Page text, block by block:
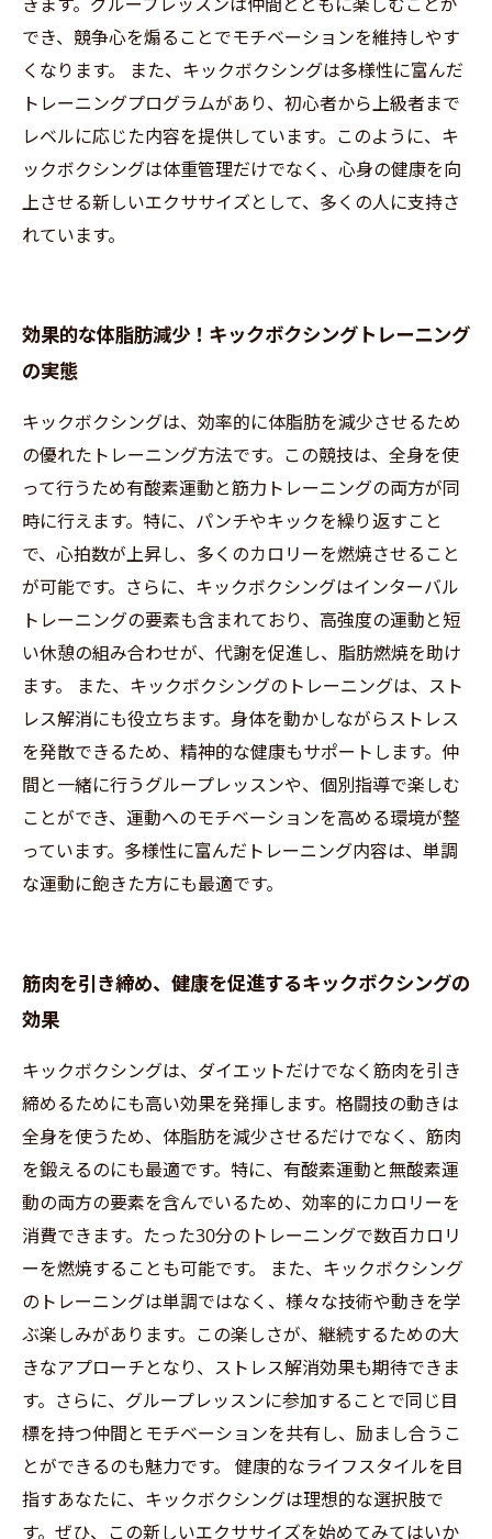
でき、競争心を煽ることでモチベーションを維持しやす
くなります。 また、キックボクシングは多様性に富んだ
トレーニングプログラムがあり、初心者から上級者まで
レベルに応じた内容を提供しています。このように、キ
ックボクシングは体重管理だけでなく、心身の健康を向
上させる新しいエクササイズとして、多くの人に支持さ
れています。
効果的な体脂肪減少！キックボクシングトレーニング
の実態
キックボクシングは、効率的に体脂肪を減少させるため
の優れたトレーニング方法です。この競技は、全身を使
って行うため有酸素運動と筋力トレーニングの両方が同
時に行えます。特に、パンチやキックを繰り返すこと
で、心拍数が上昇し、多くのカロリーを燃焼させること
が可能です。さらに、キックボクシングはインターバル
トレーニングの要素も含まれており、高強度の運動と短
い休憩の組み合わせが、代謝を促進し、脂肪燃焼を助け
ます。 また、キックボクシングのトレーニングは、スト
レス解消にも役立ちます。身体を動かしながらストレス
を発散できるため、精神的な健康もサポートします。仲
間と一緒に行うグループレッスンや、個別指導で楽しむ
ことができ、運動へのモチベーションを高める環境が整
っています。多様性に富んだトレーニング内容は、単調
な運動に飽きた方にも最適です。
筋肉を引き締め、健康を促進するキックボクシングの
効果
キックボクシングは、ダイエットだけでなく筋肉を引き
締めるためにも高い効果を発揮します。格闘技の動きは
全身を使うため、体脂肪を減少させるだけでなく、筋肉
を鍛えるのにも最適です。特に、有酸素運動と無酸素運
動の両方の要素を含んでいるため、効率的にカロリーを
消費できます。たった30分のトレーニングで数百カロリ
ーを燃焼することも可能です。 また、キックボクシング
のトレーニングは単調ではなく、様々な技術や動きを学
ぶ楽しみがあります。この楽しさが、継続するための大
きなアプローチとなり、ストレス解消効果も期待できま
す。さらに、グループレッスンに参加することで同じ目
標を持つ仲間とモチベーションを共有し、励まし合うこ
とができるのも魅力です。 健康的なライフスタイルを目
指すあなたに、キックボクシングは理想的な選択肢で
す。ぜひ、この新しいエクササイズを始めてみてはいか